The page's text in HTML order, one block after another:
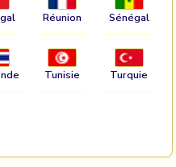
Réunion Sénégal
Tunisie Turquie